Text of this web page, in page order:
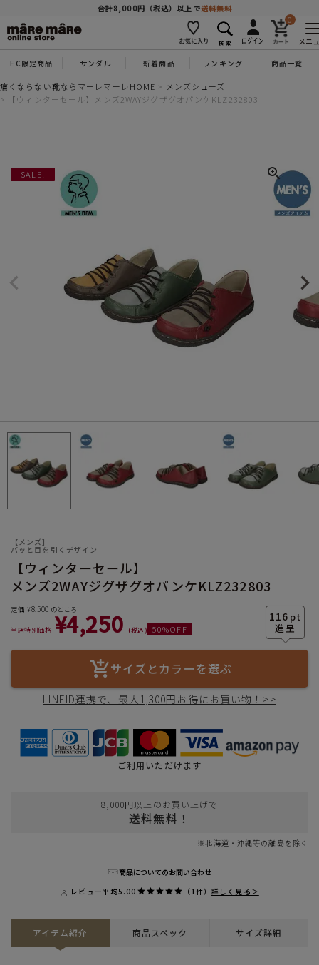
合計8,000円（税込）以上で送料無料
0
メニ
EC限定商品 サンダル 新着商品 ランキング 商品一覧
痛くならない靴ならマーレマーレHOME
メンズシューズ
【ウィンターセール】メンズ2WAYジグザグオパンケKLZ232803
SALE!
【メンズ】
パッと目を引くデザイン
【ウィンターセール】
メンズ2WAYジグザグオパンケKLZ232803
116 pt
定価 ¥8,500 のところ
当店特別価格 ¥4,250 税込 50%OFF
サイズとカラーを選ぶ
LINEID連携で、最大1,300円お得にお買い物！>>
ご利用いただけます
8,000円以上のお買い上げで
送料無料！
※北海道・沖縄等の離島を除く
商品についてのお問い合わせ
レビュー平均5.00 （1件）詳しく見る＞
アイテム紹介 商品スペック サイズ詳細
商品を探す
人気ワード #コンフォート #パンプス #スニーカー
カテゴリー
サイズ
ヒールの高さ
絞り込んで検索する